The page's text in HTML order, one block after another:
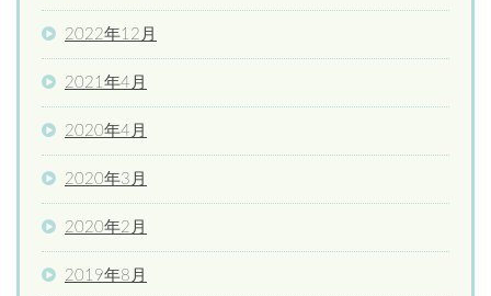
2022年12月
2021年4月
2020年4月
2020年3月
2020年2月
2019年8月